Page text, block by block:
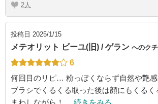
2
投稿日 2025/1/15
メテオリット ビーユ(旧) / ゲラン へのク
6
何回目のリピ… 粉っぽくならず自然や艶感
ブラシでくるくる取った後は顔にもくるく